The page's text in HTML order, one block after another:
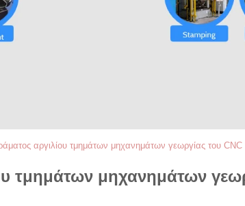
αργιλίου τμημάτων μηχανημάτων γεωργίας του CNC
τμημάτων μηχανημάτων